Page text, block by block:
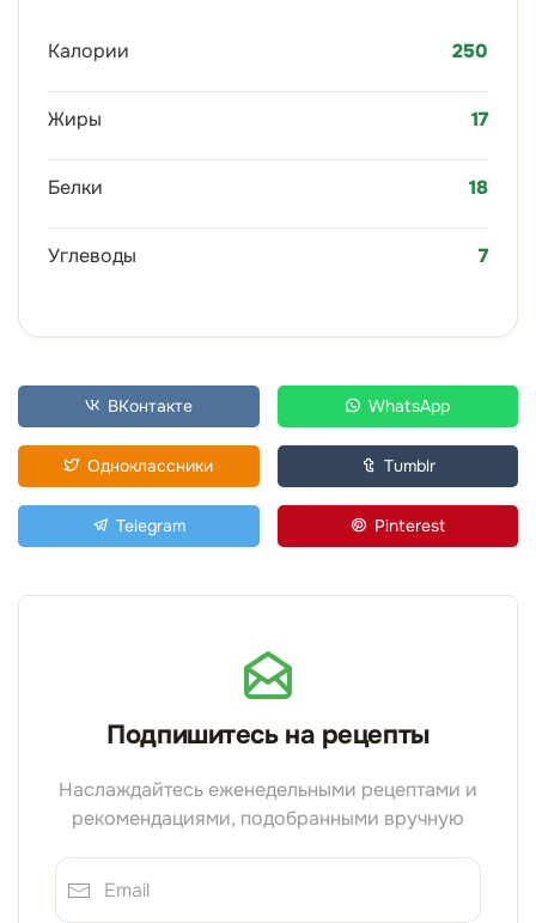
Калории 250
Жиры 17
Белки 18
Углеводы 7
ВКонтакте WhatsApp
Одноклассники Tumblr
Telegram Pinterest
Подпишитесь на рецепты
Наслаждайтесь еженедельными рецептами и
рекомендациями, подобранными вручную